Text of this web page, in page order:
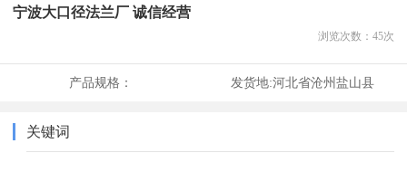
宁波大口径法兰厂 诚信经营
浏览次数： 45次
产品规格： 发货地:河北省沧州盐山县
关键词